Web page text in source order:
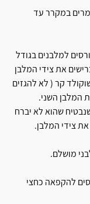
במקרר עד
למלבנים בגודל
את צידי המלבן
פסים של גנאש שוקולד קר ( לא להגזים
המלבן השני.
שהוא לא יברח
צידי המלבן.
מושלם.
להקפאה כחצי